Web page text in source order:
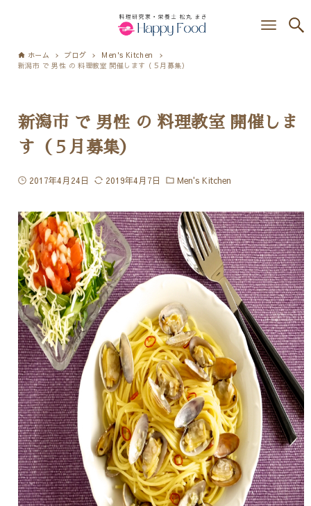
ホーム ブログ
Men's Kitchen
新潟市 で 男性 の 料理教室 開催します（５月募集）
新潟市 で 男性 の 料理教室 開催しま
す（５月募集）
2017年4月24日 2019年4月7日 Men's Kitchen